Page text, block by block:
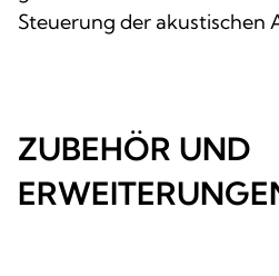
Steuerung der akustischen
ZUBEHÖR UND